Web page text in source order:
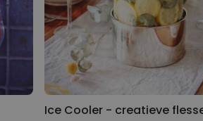
Polaroid-look
Gepersonaliseerde
Geurhanger set van 2
Meer dan
keer
gekocht
19,99 €